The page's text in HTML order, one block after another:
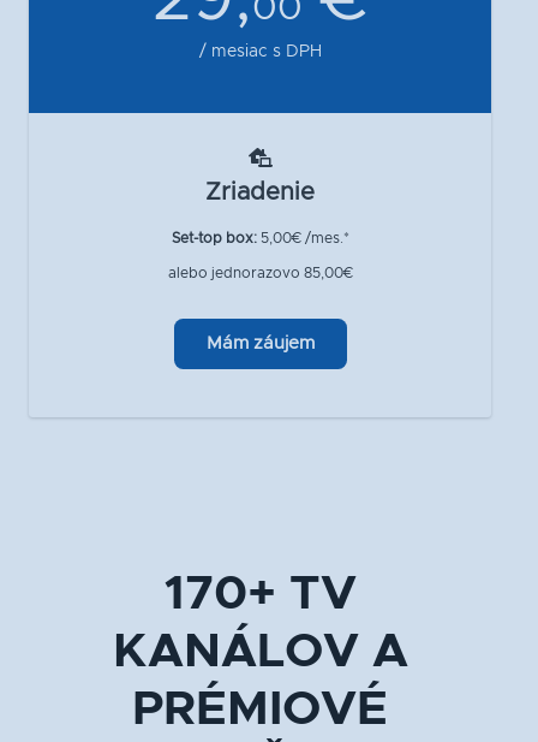
00
/ mesiac s DPH
Zriadenie
Set-top box:5,00€ /mes.*
alebo jednorazovo 85,00€
Mám záujem
170+ TV
KANÁLOV A
PRÉMIOVÉ